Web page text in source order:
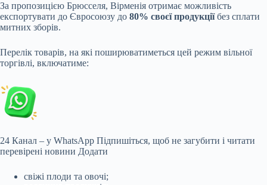
За пропозицією Брюсселя, Вірменія отримає можливість
експортувати до Євросоюзу до 80% своєї продукціїбез сплати
митних зборів.
Перелік товарів, на які поширюватиметься цей режим вільної
торгівлі, включатиме:
24 Канал – у WhatsApp Підпишіться, щоб не загубити і читати
перевірені новини Додати
свіжі плоди та овочі;